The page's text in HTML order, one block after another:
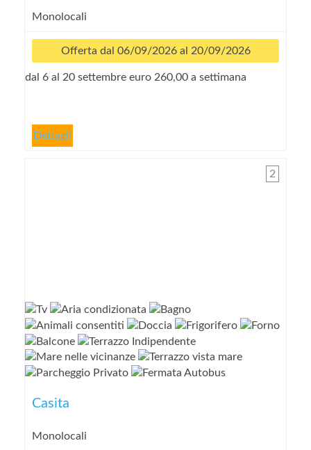
Monolocali
Offerta dal 06/09/2026 al 20/09/2026
dal 6 al 20 settembre euro 260,00 a settimana
Dettagli
Casita
Monolocali
2